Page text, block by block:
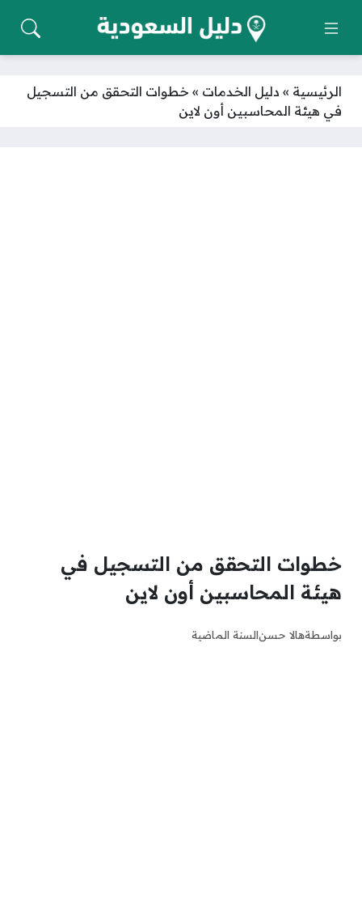
الرئيسية » دليل الخدمات » خطوات التحقق من التسجيل
في هيئة المحاسبين أون لاين
خطوات التحقق من التسجيل في
هيئة المحاسبين أون لاين
بواسطةهالا حسنالسنة الماضية